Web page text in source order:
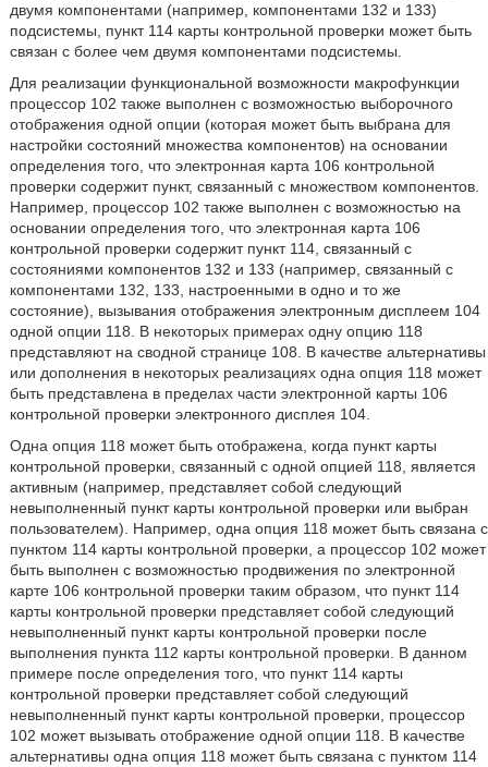
двумя компонентами (например, компонентами 132 и 133)
подсистемы, пункт 114 карты контрольной проверки может быть
связан с более чем двумя компонентами подсистемы.
Для реализации функциональной возможности макрофункции
процессор 102 также выполнен с возможностью выборочного
отображения одной опции (которая может быть выбрана для
настройки состояний множества компонентов) на основании
определения того, что электронная карта 106 контрольной
проверки содержит пункт, связанный с множеством компонентов.
Например, процессор 102 также выполнен с возможностью на
основании определения того, что электронная карта 106
контрольной проверки содержит пункт 114, связанный с
состояниями компонентов 132 и 133 (например, связанный с
компонентами 132, 133, настроенными в одно и то же
состояние), вызывания отображения электронным дисплеем 104
одной опции 118. В некоторых примерах одну опцию 118
представляют на сводной странице 108. В качестве альтернативы
или дополнения в некоторых реализациях одна опция 118 может
быть представлена в пределах части электронной карты 106
контрольной проверки электронного дисплея 104.
Одна опция 118 может быть отображена, когда пункт карты
контрольной проверки, связанный с одной опцией 118, является
активным (например, представляет собой следующий
невыполненный пункт карты контрольной проверки или выбран
пользователем). Например, одна опция 118 может быть связана с
пунктом 114 карты контрольной проверки, а процессор 102 может
быть выполнен с возможностью продвижения по электронной
карте 106 контрольной проверки таким образом, что пункт 114
карты контрольной проверки представляет собой следующий
невыполненный пункт карты контрольной проверки после
выполнения пункта 112 карты контрольной проверки. В данном
примере после определения того, что пункт 114 карты
контрольной проверки представляет собой следующий
невыполненный пункт карты контрольной проверки, процессор
102 может вызывать отображение одной опции 118. В качестве
альтернативы одна опция 118 может быть связана с пунктом 114